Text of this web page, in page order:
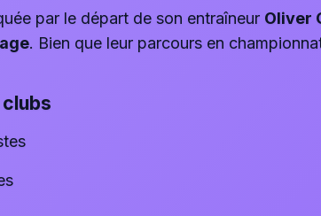
par le départ de son entraîneur Oliver
. Bien que leur parcours en